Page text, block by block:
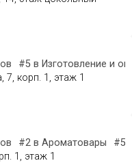
#5 в Изготовление и
7, корп. 1, этаж 1
#2 в Ароматовары #5
1, этаж 1